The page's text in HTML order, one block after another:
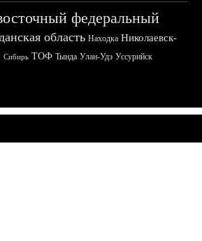
федеральный
область Находка Николаевск-
Сибирь ТОФ Тында Улан-Удэ Уссурийск